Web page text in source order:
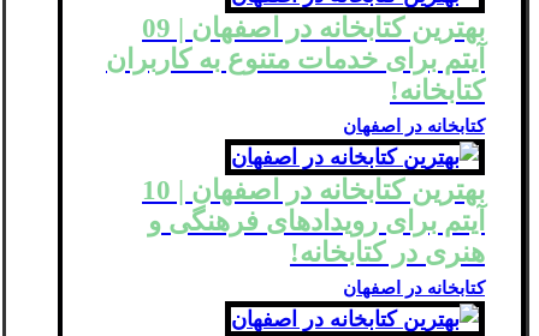
بهترین کتابخانه در اصفهان | 09
آیتم برای خدمات متنوع به کاربران
کتابخانه!
کتابخانه در اصفهان
بهترین کتابخانه در اصفهان | 10
آیتم برای رویدادهای فرهنگی و
هنری در کتابخانه!
کتابخانه در اصفهان